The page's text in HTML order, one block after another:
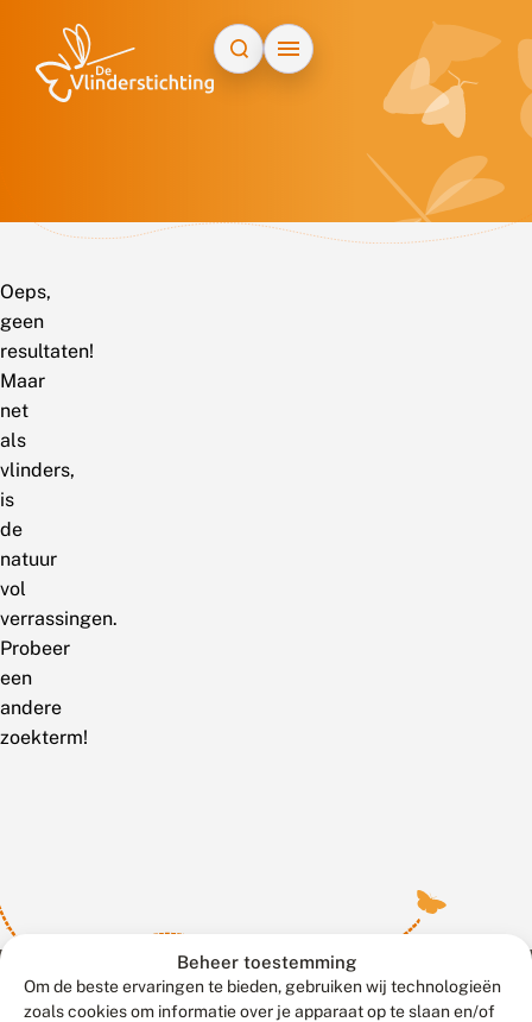
Beheer toestemming
Om de beste ervaringen te bieden, gebruiken wij technologieën
zoals cookies om informatie over je apparaat op te slaan en/of
Oeps,
geen
resultaten!
Maar
net
als
vlinders,
is
de
natuur
vol
verrassingen.
Probeer
een
andere
zoekterm!